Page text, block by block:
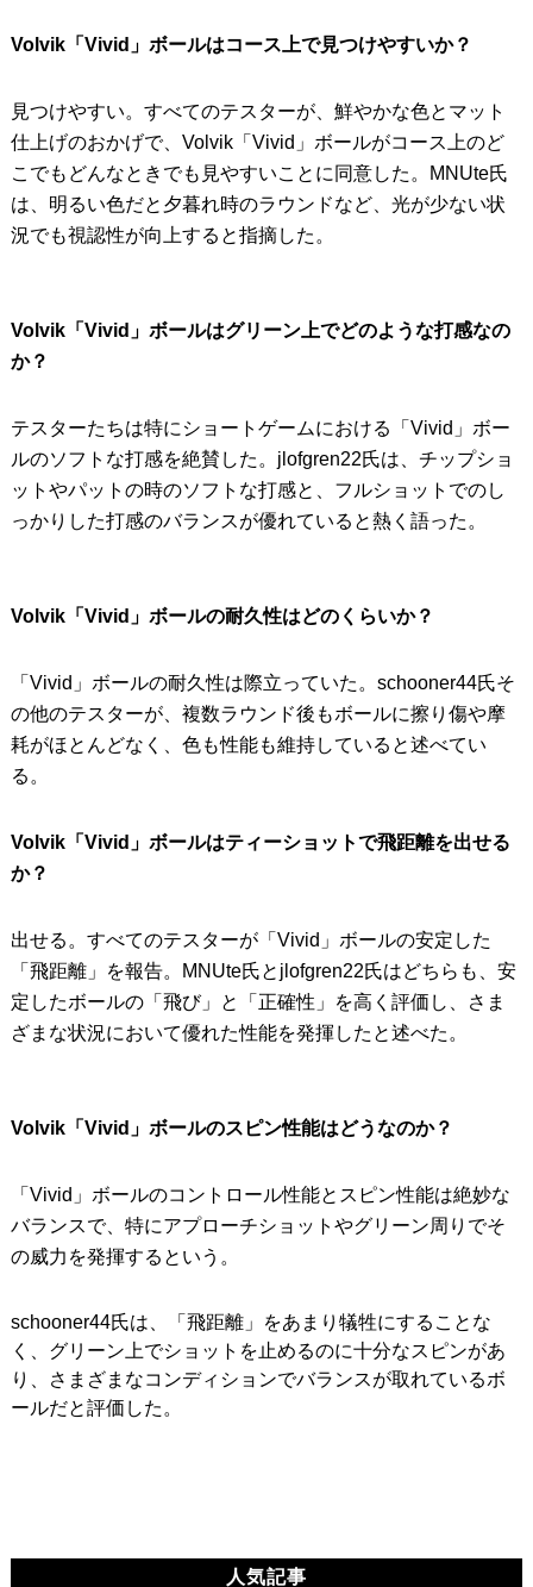
Volvik「Vivid」ボールはコース上で見つけやすいか？
見つけやすい。すべてのテスターが、鮮やかな色とマット
仕上げのおかげで、Volvik「Vivid」ボールがコース上のど
こでもどんなときでも見やすいことに同意した。MNUte氏
は、明るい色だと夕暮れ時のラウンドなど、光が少ない状
況でも視認性が向上すると指摘した。
Volvik「Vivid」ボールはグリーン上でどのような打感なの
か？
テスターたちは特にショートゲームにおける「Vivid」ボー
ルのソフトな打感を絶賛した。jlofgren22氏は、チップショ
ットやパットの時のソフトな打感と、フルショットでのし
っかりした打感のバランスが優れていると熱く語った。
Volvik「Vivid」ボールの耐久性はどのくらいか？
「Vivid」ボールの耐久性は際立っていた。schooner44氏そ
の他のテスターが、複数ラウンド後もボールに擦り傷や摩
耗がほとんどなく、色も性能も維持していると述べてい
る。
Volvik「Vivid」ボールはティーショットで飛距離を出せる
か？
出せる。すべてのテスターが「Vivid」ボールの安定した
「飛距離」を報告。MNUte氏とjlofgren22氏はどちらも、安
定したボールの「飛び」と「正確性」を高く評価し、さま
ざまな状況において優れた性能を発揮したと述べた。
Volvik「Vivid」ボールのスピン性能はどうなのか？
「Vivid」ボールのコントロール性能とスピン性能は絶妙な
バランスで、特にアプローチショットやグリーン周りでそ
の威力を発揮するという。
schooner44氏は、「飛距離」をあまり犠牲にすることな
く、グリーン上でショットを止めるのに十分なスピンがあ
り、さまざまなコンディションでバランスが取れているボ
ールだと評価した。
人気記事